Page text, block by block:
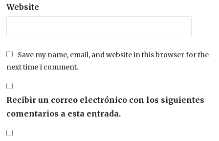
Website
Save my name, email, and website in this browser for the
next time I comment.
Recibir un correo electrónico con los siguientes
comentarios a esta entrada.